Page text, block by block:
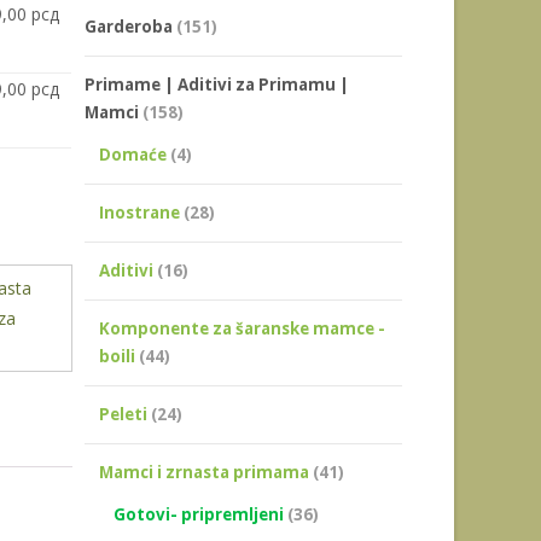
рсд
рсд
Garderoba (151)
Primame | Aditivi za Primamu |
Mamci (158)
Domaće (4)
Inostrane (28)
Aditivi (16)
Komponente za šaranske mamce -
boili (44)
Peleti (24)
Mamci i zrnasta primama (41)
Gotovi- pripremljeni (36)